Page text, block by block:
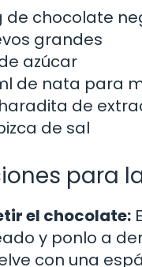
de chocolate
grandes
azúcar
de nata para
de
de sal
para
el chocolate:
y ponlo a
con una